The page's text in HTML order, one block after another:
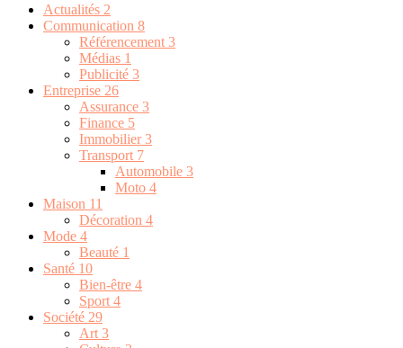
Actualités 2
Communication 8
Référencement 3
Médias 1
Publicité 3
Entreprise 26
Assurance 3
Finance 5
Immobilier3
Transport 7
Automobile 3
Moto 4
Maison 11
Décoration 4
Mode 4
Beauté 1
Santé 10
Bien-être 4
Sport 4
Société 29
Art 3